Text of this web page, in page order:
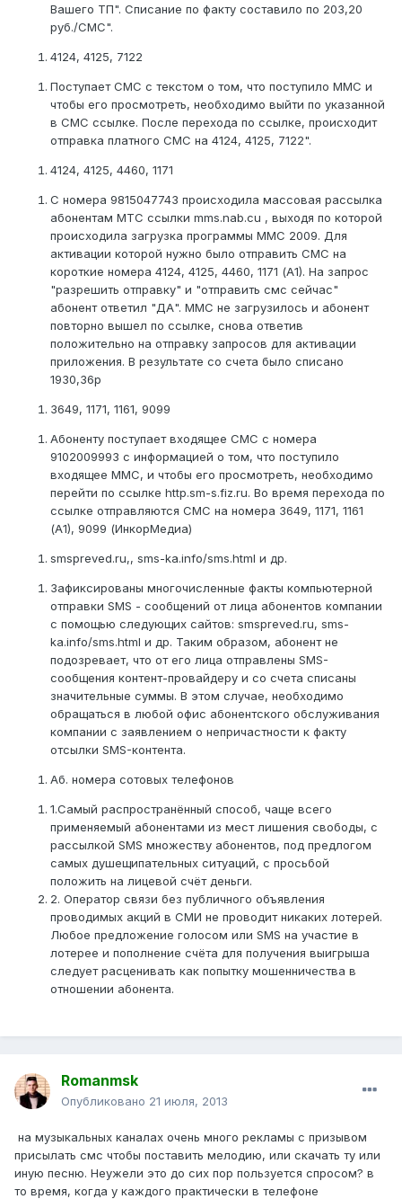
Вашего ТП". Списание по факту составило по 203,20
руб./СМС".
4124, 4125, 7122
Поступает СМС с текстом о том, что поступило ММС и
чтобы его просмотреть, необходимо выйти по указанной
в СМС ссылке. После перехода по ссылке, происходит
отправка платного СМС на 4124, 4125, 7122".
4124, 4125, 4460, 1171
С номера 9815047743 происходила массовая рассылка
абонентам МТС ссылки mms.nab.cu , выходя по которой
происходила загрузка программы ММС 2009. Для
активации которой нужно было отправить СМС на
короткие номера 4124, 4125, 4460, 1171 (А1). На запрос
"разрешить отправку" и "отправить смс сейчас"
абонент ответил "ДА". ММС не загрузилось и абонент
повторно вышел по ссылке, снова ответив
положительно на отправку запросов для активации
приложения. В результате со счета было списано
1930,36р
3649, 1171, 1161, 9099
Абоненту поступает входящее СМС с номера
9102009993 с информацией о том, что поступило
входящее ММС, и чтобы его просмотреть, необходимо
перейти по ссылке http.sm-s.fiz.ru. Во время перехода по
ссылке отправляются СМС на номера 3649, 1171, 1161
(А1), 9099 (ИнкорМедиа)
smspreved.ru,, sms-ka.info/sms.html и др.
Зафиксированы многочисленные факты компьютерной
отправки SMS - сообщений от лица абонентов компании
с помощью следующих сайтов: smspreved.ru, sms-
ka.info/sms.html и др. Таким образом, абонент не
подозревает, что от его лица отправлены SMS-
сообщения контент-провайдеру и со счета списаны
значительные суммы. В этом случае, необходимо
обращаться в любой офис абонентского обслуживания
компании с заявлением о непричастности к факту
отсылки SMS-контента.
Аб. номера сотовых телефонов
1.Самый распространённый способ, чаще всего
применяемый абонентами из мест лишения свободы, с
рассылкой SMS множеству абонентов, под предлогом
самых душещипательных ситуаций, с просьбой
положить на лицевой счёт деньги.
2. Оператор связи без публичного объявления
проводимых акций в СМИ не проводит никаких лотерей.
Любое предложение голосом или SMS на участие в
лотерее и пополнение счёта для получения выигрыша
следует расценивать как попытку мошенничества в
отношении абонента.
Romanmsk
Опубликовано 21 июля, 2013
на музыкальных каналах очень много рекламы с призывом
присылать смс чтобы поставить мелодию, или скачать ту или
иную песню. Неужели это до сих пор пользуется спросом? в
то время, когда у каждого практически в телефоне